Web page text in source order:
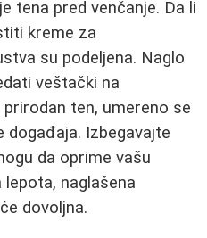
tena pred venčanje. Da li
kreme za
su podeljena. Naglo
veštački na
ten, umereno se
događaja. Izbegavajte
da oprime vašu
lepota, naglašena
dovoljna.